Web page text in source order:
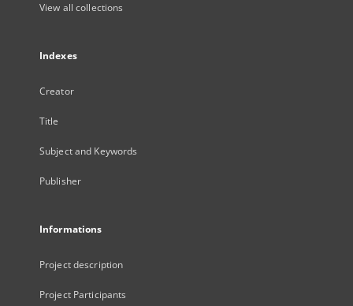
View all collections
Indexes
Creator
Title
Subject and Keywords
Publisher
Informations
Project description
Project Participants